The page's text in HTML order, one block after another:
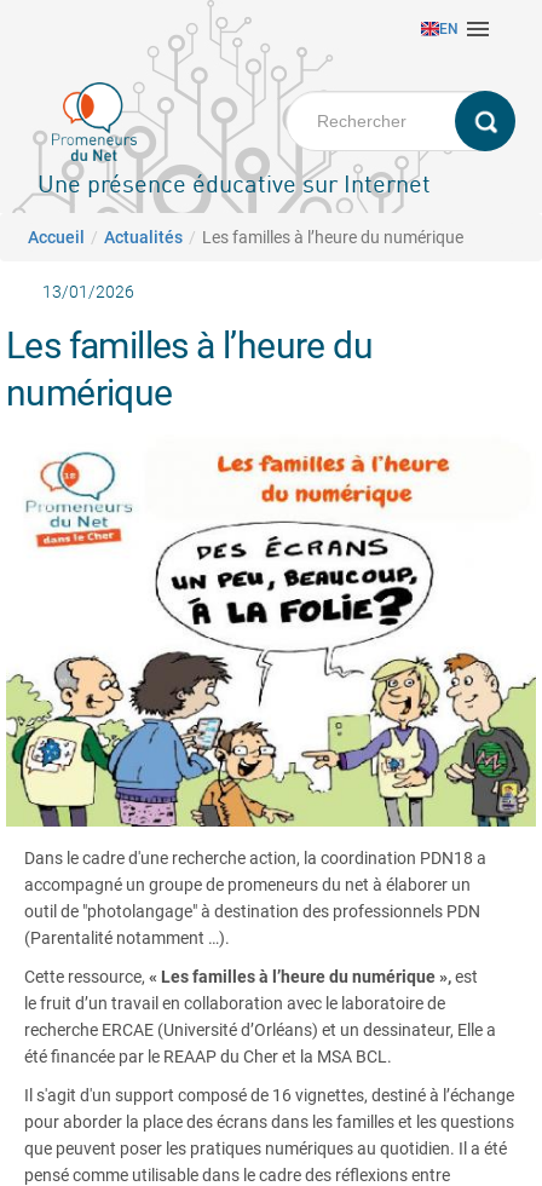
principal
EN 
Une présence éducative sur Internet
Fil d'Ariane
Accueil Actualités Les familles à l’heure du numérique
13/01/2026
Les familles à l’heure du
numérique
Dans le cadre d'une recherche action, la coordination PDN18 a
accompagné un groupe de promeneurs du net à élaborer un
outil de "photolangage" à destination des professionnels PDN
(Parentalité notamment …).
Cette ressource, « Les familles à l’heure du numérique »,est
le fruit d’un travail en collaboration avec le laboratoire de
recherche ERCAE (Université d’Orléans) et un dessinateur, Elle a
été financée par le REAAP du Cher et la MSA BCL.
Il s'agit d'un support composé de 16 vignettes, destiné à l’échange
pour aborder la place des écrans dans les familles et les questions
que peuvent poser les pratiques numériques au quotidien. Il a été
pensé comme utilisable dans le cadre des réflexions entre